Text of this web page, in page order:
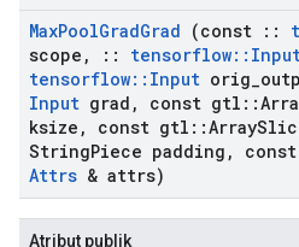
MaxPoolGradGrad (const ::
scope , :: tensorflow::
tensorflow:: Input orig
Input grad , const gtl ::
ksize , const gtl ::Array
StringPiece padding , const
Attrs & attrs)
Atribut publik